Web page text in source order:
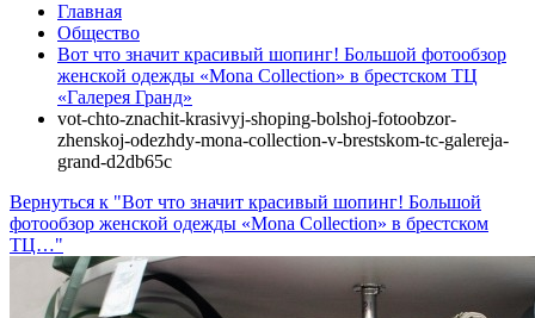
Главная
Общество
Вот что значит красивый шопинг! Большой фотообзор
женской одежды «Mona Collection» в брестском ТЦ
«Галерея Гранд»
vot-chto-znachit-krasivyj-shoping-bolshoj-fotoobzor-
zhenskoj-odezhdy-mona-collection-v-brestskom-tc-galereja-
grand-d2db65c
Вернуться к "Вот что значит красивый шопинг! Большой
фотообзор женской одежды «Mona Collection» в брестском
ТЦ…"